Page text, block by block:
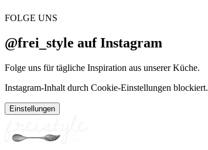
FOLGE UNS
@frei_style auf Instagram
Folge uns für tägliche Inspiration aus unserer Küche.
Instagram-Inhalt durch Cookie-Einstellungen blockiert.
Einstellungen